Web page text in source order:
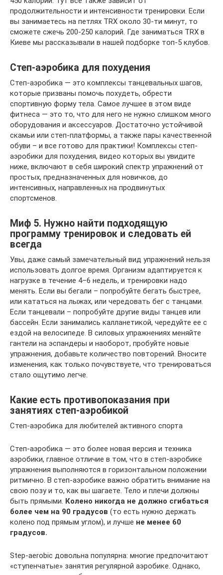
продолжительности и интенсивности тренировки. Если
вы занимаетесь на петлях TRX около 30-ти минут, то
сможете сжечь 200-250 калорий. Где заниматься TRX в
Киеве мы рассказывали в нашей подборке топ-5 клубов.
Степ-аэробика для похудения
Степ-аэробика — это комплексы танцевальных шагов,
которые призваны помочь похудеть, обрести
спортивную форму тела. Самое лучшее в этом виде
фитнеса — это то, что для него не нужно слишком много
оборудования и аксессуаров. Достаточно устойчивой
скамьи или степ-платформы, а также пары качественной
обуви – и все готово для практики! Комплексы степ-
аэробики для похудения, видео которых вы увидите
ниже, включают в себя широкий спектр упражнений от
простых, предназначенных для новичков, до
интенсивных, направленных на продвинутых
спортсменов.
Миф 5. Нужно найти подходящую
программу тренировок и следовать ей
всегда
Увы, даже самый замечательный вид упражнений нельзя
использовать долгое время. Организм адаптируется к
нагрузке в течение 4–6 недель, и тренировки надо
менять. Если вы бегали – попробуйте бегать быстрее,
или кататься на лыжах, или чередовать бег с танцами.
Если танцевали – попробуйте другие виды танцев или
бассейн. Если занимались калланетикой, чередуйте ее с
ездой на велосипеде. В силовых упражнениях меняйте
гантели на эспандеры и наоборот, пробуйте новые
упражнения, добавьте количество повторений. Вносите
изменения, как только почувствуете, что тренироваться
стало ощутимо легче.
Какие есть противопоказания при
занятиях степ-аэробикой
Степ-аэробика для любителей активного спорта
Степ-аэробика — это более новая версия и техника
аэробики, главное отличие в том, что в степ-аэробике
упражнения выполняются в горизонтальном положении
ритмично. В степ-аэробике важно обратить внимание на
свою позу и то, как вы шагаете. Тело и плечи должны
быть прямыми. Колено никогда не должно сгибаться
более чем на 90 градусов (то есть нужно держать
колено под прямым углом), и лучше не менее 60
градусов.
Step-aerobic довольна популярна: многие предпочитают
«ступенчатые» занятия регулярной аэробике. Однако,